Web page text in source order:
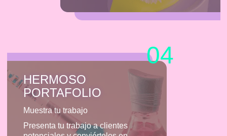
04
HERMOSO
PORTAFOLIO
Muestra tu trabajo
Presenta tu trabajo a clientes